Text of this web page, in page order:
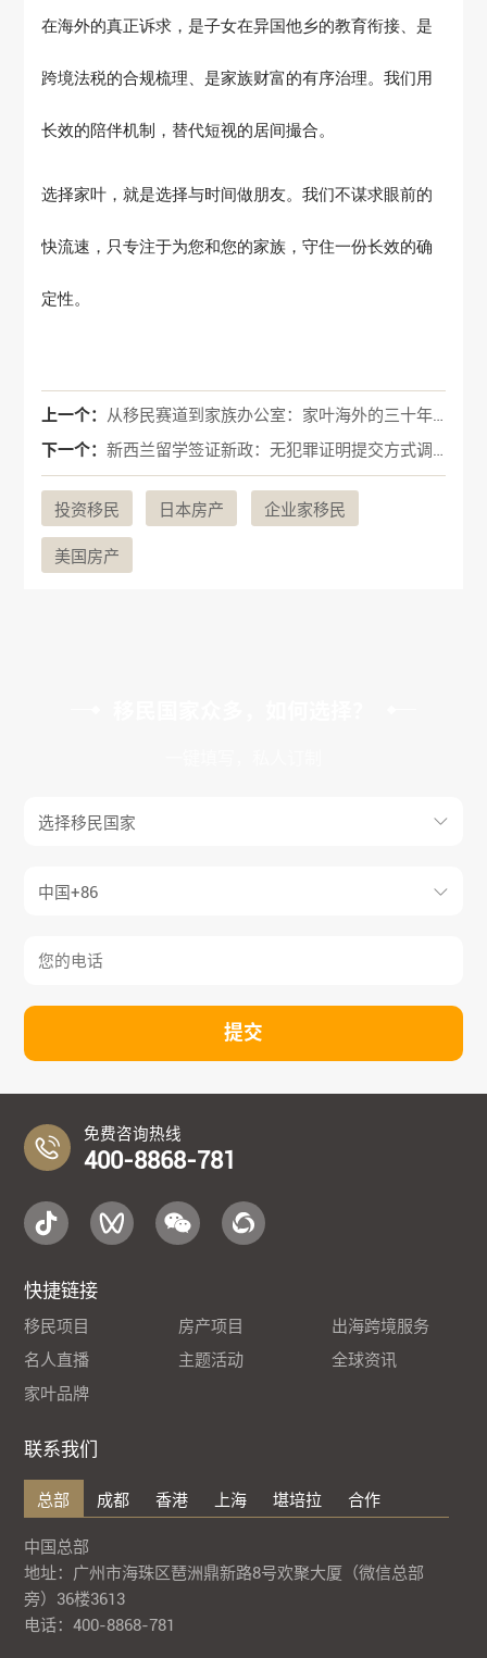
在海外的真正诉求，是子女在异国他乡的教育衔接、是
跨境法税的合规梳理、是家族财富的有序治理。我们用
长效的陪伴机制，替代短视的居间撮合。
选择家叶，就是选择与时间做朋友。我们不谋求眼前的
快流速，只专注于为您和您的家族，守住一份长效的确
定性。
上一个：
从移民赛道到家族办公室：家叶海外的三十年愿景与格局
下一个：
新西兰留学签证新政：无犯罪证明提交方式调整，务必提前准备
投资移民 日本房产 企业家移民
美国房产
提交
免费咨询热线
400-8868-781
快捷链接
移民项目 房产项目
出海跨境服务
名人直播
主题活动
全球资讯
家叶品牌
联系我们
总部 成都 香港 上海 堪培拉 合作
中国总部
地址：广州市海珠区琶洲鼎新路8号欢聚大厦（微信总部
旁）36楼3613
电话：400-8868-781